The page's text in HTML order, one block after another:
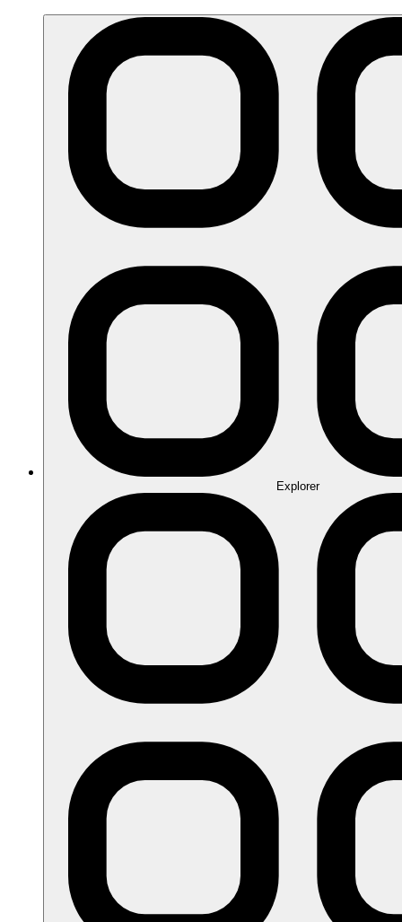
Explorer